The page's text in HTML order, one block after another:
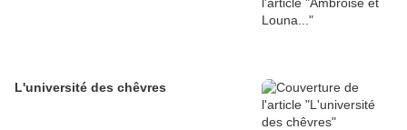
L'université des chêvres